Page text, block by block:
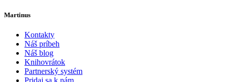
Martinus
Kontakty
Náš príbeh
Náš blog
Knihovrátok
Partnerský systém